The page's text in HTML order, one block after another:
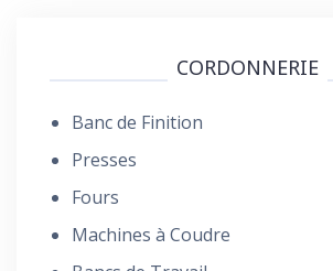
CORDONNERIE
Banc de Finition
Presses
Fours
Machines à Coudre